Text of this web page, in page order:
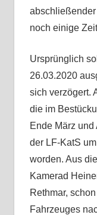
noch einige
Ursprünglich
26.03.2020
sich verzögert.
die im
Ende März
der LF-KatS
worden. Aus
Kamerad
Rethmar,
Fahrzeuges